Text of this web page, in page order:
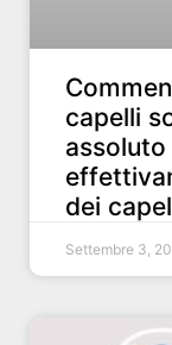
capelli
dei
Settembre 3,